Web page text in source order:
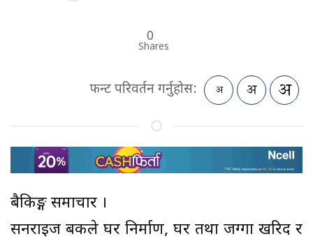
0
Shares
फन्ट परिवर्तन गर्नुहोस:
बैकिङ्ग समाचार ।
सनराइज बैंकले घर निर्माण, घर तथा जग्गा खरिद र